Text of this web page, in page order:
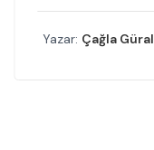
Yazar: Çağla Güral